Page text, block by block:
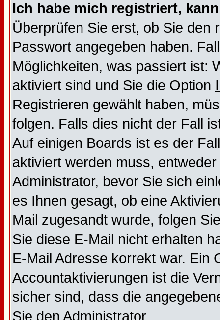
Ich habe mich registriert,
Überprüfen Sie erst, ob Sie den
Passwort angegeben haben.
Möglichkeiten, was passiert ist:
aktiviert sind und Sie die Option
Registrieren gewählt haben,
folgen. Falls dies nicht der Fall
Auf einigen Boards ist es der
aktiviert werden muss,
Administrator, bevor Sie sich
es Ihnen gesagt, ob eine
Mail zugesandt wurde, folgen
Sie diese E-Mail nicht erhalten
E-Mail Adresse korrekt war. Ein
Accountaktivierungen ist die
sicher sind, dass die
Sie den Administrator.